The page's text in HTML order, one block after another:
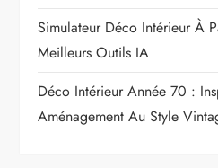
Simulateur Déco Intérieur À
Meilleurs Outils IA
Déco Intérieur Année 70 :
Aménagement Au Style